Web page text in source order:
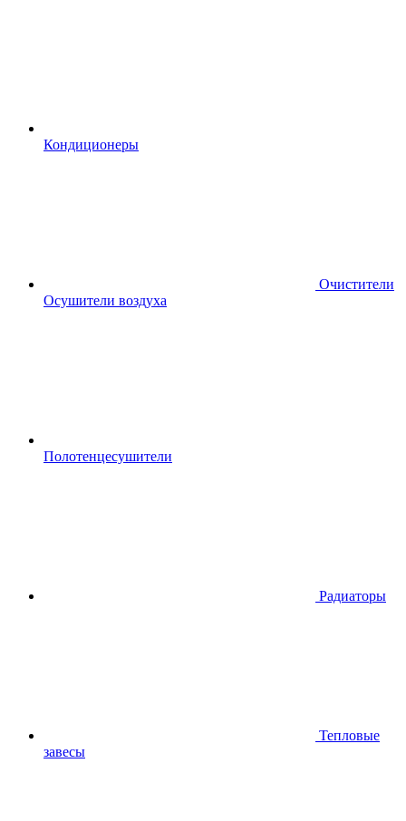
Кондиционеры
Очистители
Осушители воздуха
Полотенцесушители
Радиаторы
Тепловые
завесы